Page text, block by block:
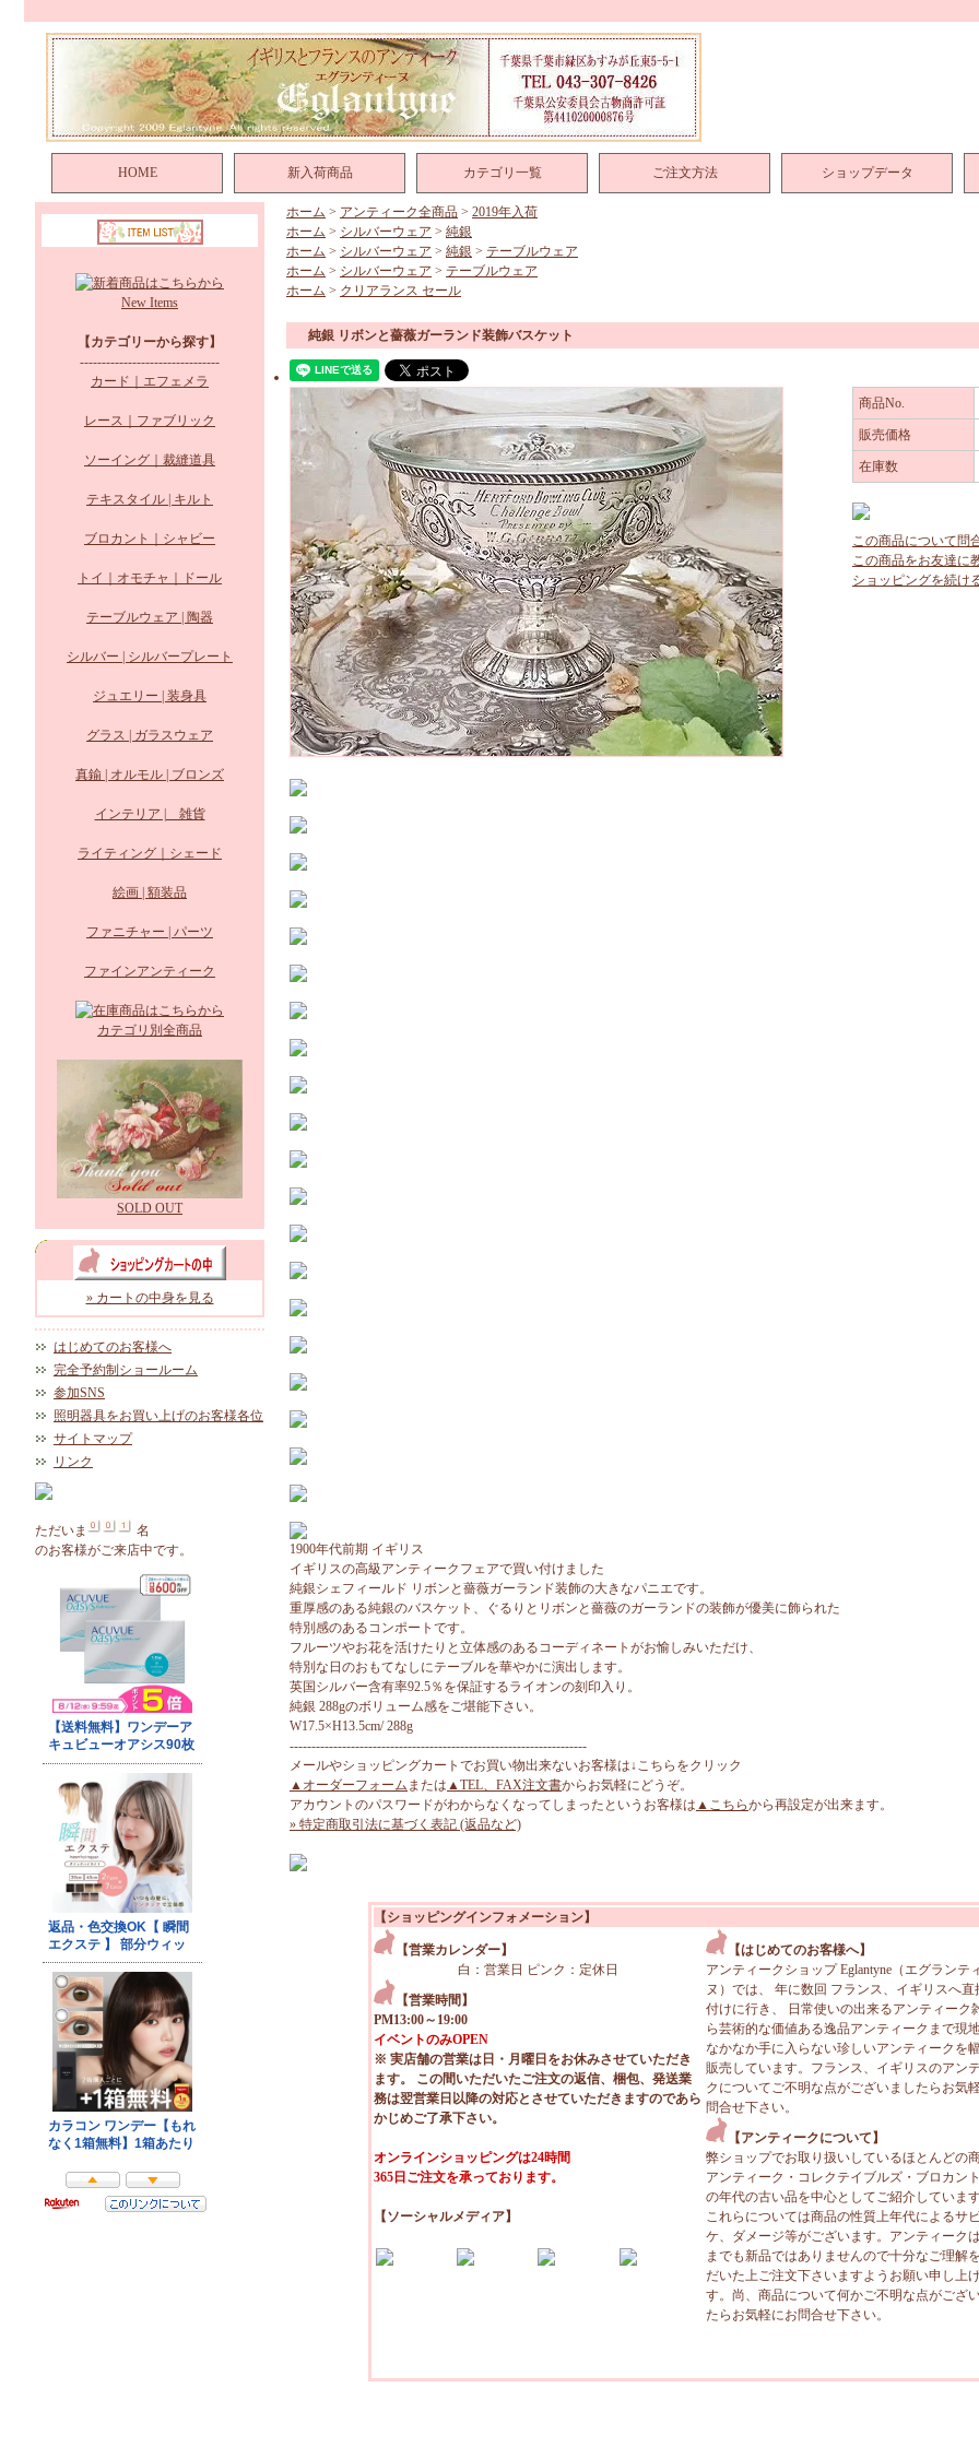
HOME 新入荷商品 カテゴリ一覧 ご注文方法 ショップデータ
New Items
【カテゴリーから探す】
--------------------------------
カード｜エフェメラ
レース｜ファブリック
ソーイング｜裁縫道具
テキスタイル | キルト
ブロカント｜シャビー
トイ｜オモチャ｜ドール
テーブルウェア | 陶器
シルバー | シルバープレート
ジュエリー | 装身具
グラス | ガラスウェア
真鍮 | オルモル | ブロンズ
インテリア | 雑貨
ライティング｜シェード
絵画 | 額装品
ファニチャー | パーツ
ファインアンティーク
カテゴリ別全商品
SOLD OUT
» カートの中身を見る
はじめてのお客様へ
完全予約制ショールーム
参加SNS
照明器具をお買い上げのお客様各位
サイトマップ
リンク
ただいま
名
のお客様がご来店中です。
ホーム > アンティーク全商品 > 2019年入荷
ホーム > シルバーウェア > 純銀
ホーム > シルバーウェア > 純銀 > テーブルウェア
ホーム > シルバーウェア > テーブルウェア
ホーム > クリアランス セール
純銀 リボンと薔薇ガーランド装飾バスケット
商品No.
販売価格
在庫数
この商品について問
この商品をお友達に
ショッピングを続け
1900年代前期 イギリス
イギリスの高級アンティークフェアで買い付けました
純銀シェフィールド リボンと薔薇ガーランド装飾の大きなパニエです。
重厚感のある純銀のバスケット、ぐるりとリボンと薔薇のガーランドの装飾が優美に飾られた
特別感のあるコンポートです。
フルーツやお花を活けたりと立体感のあるコーディネートがお愉しみいただけ、
特別な日のおもてなしにテーブルを華やかに演出します。
英国シルバー含有率92.5％を保証するライオンの刻印入り。
純銀 288gのボリューム感をご堪能下さい。
W17.5×H13.5cm/ 288g
--------------------------------------------------------------------
メールやショッピングカートでお買い物出来ないお客様は↓こちらをクリック
▲オーダーフォーム または ▲TEL、FAX注文書からお気軽にどうぞ。
アカウントのパスワードがわからなくなってしまったというお客様は ▲こちらから再設定が出来ます。
» 特定商取引法に基づく表記 (返品など)
【ショッピングインフォメーション】
【営業カレンダー】
白：営業日 ピンク：定休日
【営業時間】
PM13:00～19:00
イベントのみOPEN
※ 実店舗の営業は日・月曜日をお休みさせていただき
ます。 この間いただいたご注文の返信、梱包、発送業
務は翌営業日以降の対応とさせていただきますのであら
かじめご了承下さい。
オンラインショッピングは24時間
365日ご注文を承っております。
【ソーシャルメディア】
【はじめてのお客様へ】
アンティークショップ Eglantyne（エグランテ
ヌ）では、 年に数回 フランス、イギリスへ直
付けに行き、 日常使いの出来るアンティーク
ら芸術的な価値ある逸品アンティークまで現
なかなか手に入らない珍しいアンティークを
販売しています。フランス、イギリスのアン
クについてご不明な点がございましたらお気
問合せ下さい。
【アンティークについて】
弊ショップでお取り扱いしているほとんどの
アンティーク・コレクテイブルズ・ブロカン
の年代の古い品を中心としてご紹介しています
これらについては商品の性質上年代によるサ
ケ、ダメージ等がございます。アンティーク
までも新品ではありませんので十分なご理解
だいた上ご注文下さいますようお願い申し上
す。尚、商品について何かご不明な点がござ
たらお気軽にお問合せ下さい。